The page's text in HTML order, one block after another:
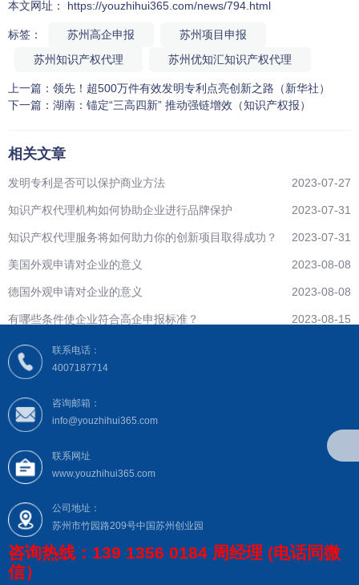
本文网址： https://youzhihui365.com/news/794.html
标签： 苏州高企申报
苏州项目申报
苏州知识产权代理
苏州优知汇知识产权代理
上一篇： 领先！超500万件有效发明专利点亮创新之路（新华社）
下一篇： 湖南：锚定“三高四新” 推动强链增效（知识产权报）
相关文章
2023-07-27
发明专利是否可以保护商业方法
2023-07-31
知识产权代理机构如何协助企业进行品牌保护
2023-07-31
知识产权代理服务将如何助力你的创新项目取得成功？
2023-08-08
美国外观申请对企业的意义
2023-08-08
德国外观申请对企业的意义
2023-08-15
有哪些条件使企业符合高企申报标准？
联系电话：
4007187714
咨询邮箱：
info@youzhihui365.com
联系网址
www.youzhihui365.com
公司地址：
苏州市竹园路209号中国苏州创业园
咨询热线：139 1356 0184 周经理 (电话同微
信）